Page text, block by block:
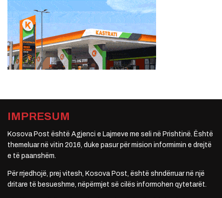
IMPRESUM
Kosova Post është Agjenci e Lajmeve me seli në Prishtinë. Është
themeluar në vitin 2016, duke pasur për mision informimin e drejtë
e të paanshëm.
Për rrjedhojë, prej vitesh, Kosova Post, është shndërruar në një
dritare të besueshme, nëpërmjet së cilës informohen qytetarët.